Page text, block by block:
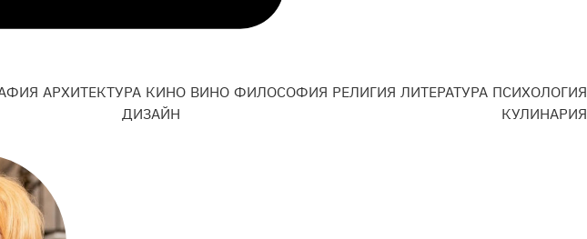
АРХИТЕКТУРА КИНО ВИНО ФИЛОСОФИЯ РЕЛИГИЯ ЛИТЕРАТУРА ПСИХОЛОГИЯ
ДИЗАЙН КУЛИНАРИЯ